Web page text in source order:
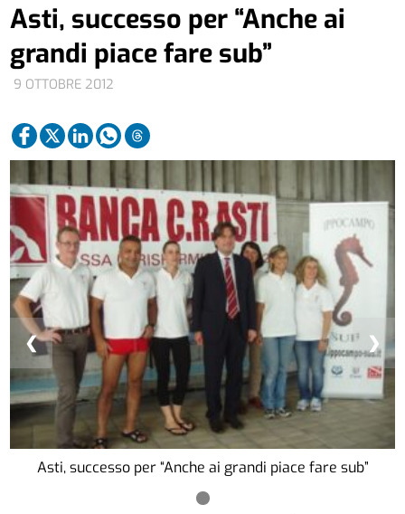
9 OTTOBRE 2012
Asti, successo per “Anche ai
grandi piace fare sub”
Asti, successo per “Anche ai grandi piace fare sub”
❮ ❯